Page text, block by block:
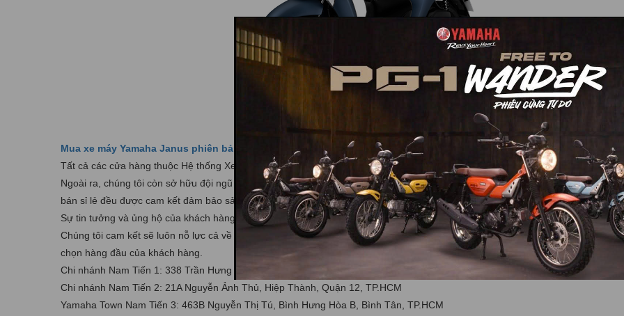
Mua xe máy Yamaha Janus phiên bản đặc biệt hoàn toàn mớitại TPHCM
Tất cả các cửa hàng thuộc Hệ thống Xe máy Nam Tiến đều có khu vực bảo trì, sữa chữa, với những trang thiết bị hiện đại tối
Ngoài ra, chúng tôi còn sở hữu đội ngũ kỹ thuật viên giỏi về chuyên môn, chuyên nghiệp trong phục vụ. Các sản phẩm được
bán sỉ lẻ đều được cam kết đảm bảo sản phẩm chính hãng 100%, được bảo hành, bảo trì theo đúng quy định của Nhà Máy.
Sự tin tưởng và ủng hộ của khách hàng trong suốt thời gian qua là nguồn động viên to lớn trên bước đường phát triển của
Chúng tôi cam kết sẽ luôn nỗ lực cả về nhân lực, vật lực. Không ngừng phát triển để đưa thương hiệu Xe máy Nam Tiến sẽ luôn
chọn hàng đầu của khách hàng.
Chi nhánh Nam Tiến 1: 338 Trần Hưng Đạo, Đông Hòa, Dĩ An, Bình Dương
Chi nhánh Nam Tiến 2: 21A Nguyễn Ảnh Thủ, Hiệp Thành, Quận 12, TP.HCM
Yamaha Town Nam Tiến 3: 463B Nguyễn Thị Tú, Bình Hưng Hòa B, Bình Tân, TP.HCM